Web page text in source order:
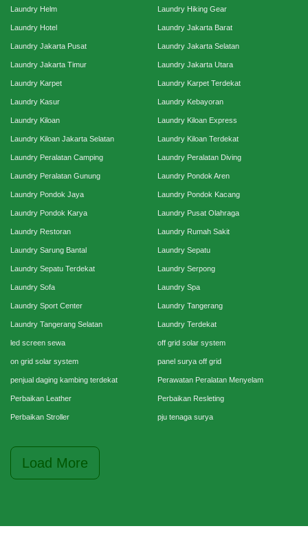
Laundry Helm Laundry Hiking Gear
Laundry Hotel Laundry Jakarta Barat
Laundry Jakarta Pusat Laundry Jakarta Selatan
Laundry Jakarta Timur Laundry Jakarta Utara
Laundry Karpet Laundry Karpet Terdekat
Laundry Kasur Laundry Kebayoran
Laundry Kiloan Laundry Kiloan Express
Laundry Kiloan Jakarta Selatan Laundry Kiloan Terdekat
Laundry Peralatan Camping Laundry Peralatan Diving
Laundry Peralatan Gunung Laundry Pondok Aren
Laundry Pondok Jaya Laundry Pondok Kacang
Laundry Pondok Karya Laundry Pusat Olahraga
Laundry Restoran Laundry Rumah Sakit
Laundry Sarung Bantal Laundry Sepatu
Laundry Sepatu Terdekat Laundry Serpong
Laundry Sofa Laundry Spa
Laundry Sport Center Laundry Tangerang
Laundry Tangerang Selatan Laundry Terdekat
led screen sewa off grid solar system
on grid solar system panel surya off grid
penjual daging kambing terdekat Perawatan Peralatan Menyelam
Perbaikan Leather Perbaikan Resleting
Perbaikan Stroller pju tenaga surya
Load More